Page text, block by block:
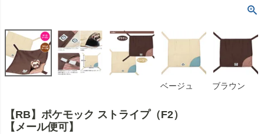
ベージュ ブラウン
【RB】ポケモック ストライプ（F2）
【メール便可】